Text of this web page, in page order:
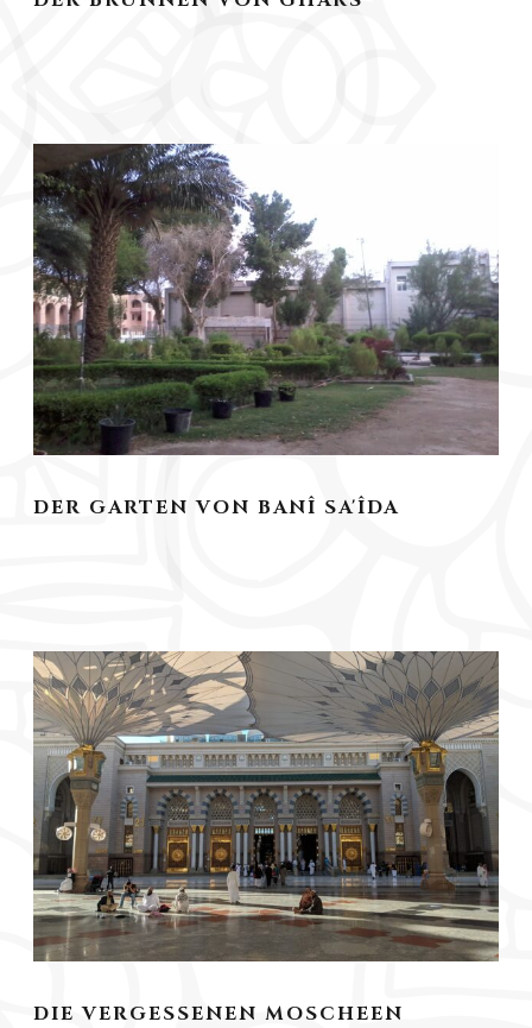
DER GARTEN VON BANÎ SA'ÎDA
DIE VERGESSENEN MOSCHEEN